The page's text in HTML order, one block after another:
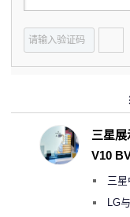
三星
V10
三
月销售
LG